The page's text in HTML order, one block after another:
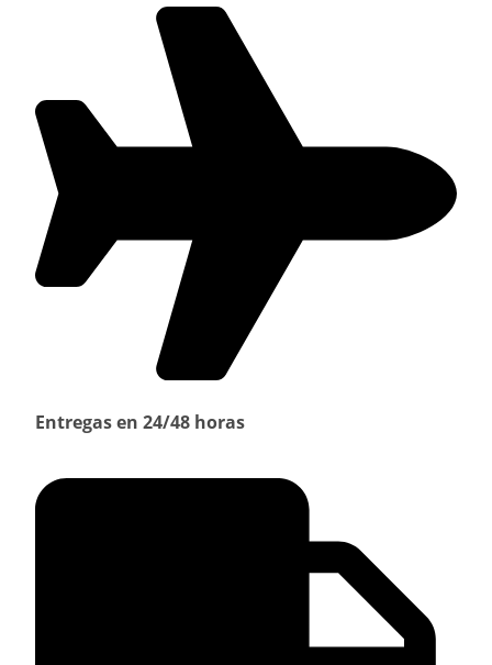
Entregas en 24/48 horas